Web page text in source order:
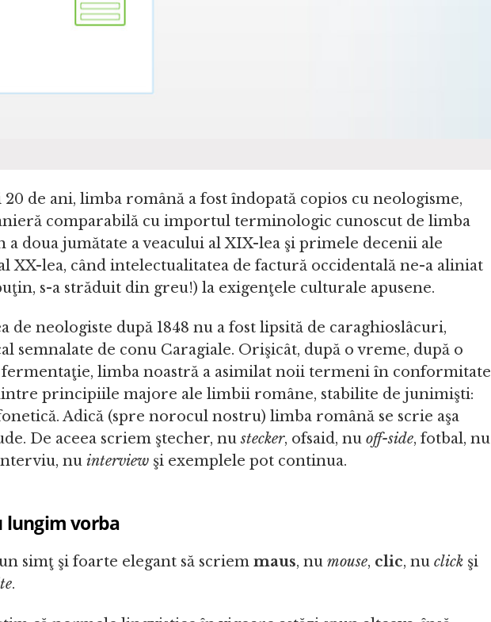
de ani, limba română a fost îndopată copios cu neologisme,
comparabilă cu importul terminologic cunoscut de limba
a doua jumătate a veacului al XIX-lea şi primele decenii ale
XX-lea, când intelectualitatea de factură occidentală ne-a aliniat
s-a străduit din greu!) la exigenţele culturale apusene.
de neologiste după 1848 nu a fost lipsită de caraghioslâcuri,
semnalate de conu Caragiale. Orişicât, după o vreme, după o
fermentaţie, limba noastră a asimilat noii termeni în conformitate
principiile majore ale limbii române, stabilite de junimişti:
Adică (spre norocul nostru) limba română se scrie aşa
De aceea scriem ştecher, nustecker, ofsaid, nu off-side, fotbal, nu
nu interview şi exemplele pot continua.
lungim vorba
simţ şi foarte elegant să scriem maus, nu mouse, clic, nu click şi
.